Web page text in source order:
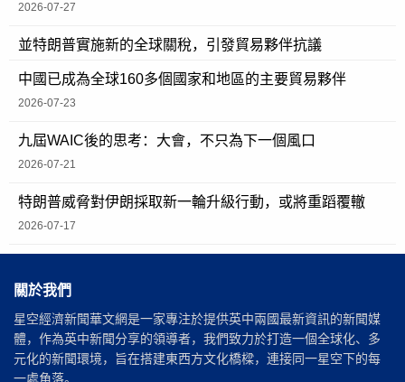
2026-07-27
並特朗普實施新的全球關稅，引發貿易夥伴抗議
中國已成為全球160多個國家和地區的主要貿易夥伴
2026-07-23
九屆WAIC後的思考：大會，不只為下一個風口
2026-07-21
特朗普威脅對伊朗採取新一輪升級行動，或將重蹈覆轍
2026-07-17
關於我們
星空經濟新聞華文網是一家專注於提供英中兩國最新資訊的新聞媒
體，作為英中新聞分享的領導者，我們致力於打造一個全球化、多
元化的新聞環境，旨在搭建東西方文化橋樑，連接同一星空下的每
一處角落。